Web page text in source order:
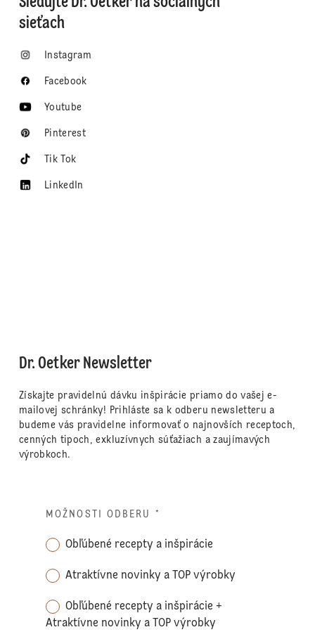
sieťach
Instagram
Facebook
Youtube
Pinterest
Tik Tok
LinkedIn
Dr. Oetker Newsletter
Získajte pravidelnú dávku inšpirácie priamo do vašej e-
mailovej schránky! Prihláste sa k odberu newsletteru a
budeme vás pravidelne informovať o najnovších receptoch,
cenných tipoch, exkluzívnych súťažiach a zaujímavých
výrobkoch.
MOŽNOSTI ODBERU *
Obľúbené recepty a inšpirácie
Atraktívne novinky a TOP výrobky
Obľúbené recepty a inšpirácie +
Atraktívne novinky a TOP výrobky